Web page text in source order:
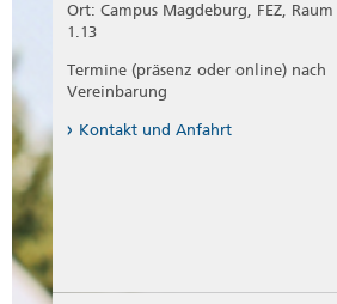
Ort: Campus Magdeburg, FEZ, Raum
1.13
Termine (präsenz oder online) nach
Vereinbarung
Kontakt und Anfahrt